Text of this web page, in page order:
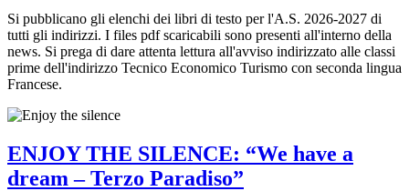
Si pubblicano gli elenchi dei libri di testo per l'A.S. 2026-2027 di
tutti gli indirizzi. I files pdf scaricabili sono presenti all'interno della
news. Si prega di dare attenta lettura all'avviso indirizzato alle classi
prime dell'indirizzo Tecnico Economico Turismo con seconda lingua
Francese.
ENJOY THE SILENCE: “We have a
dream – Terzo Paradiso”